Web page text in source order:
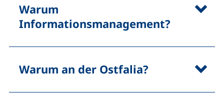
Warum
Informationsmanagement?
Warum an der Ostfalia?